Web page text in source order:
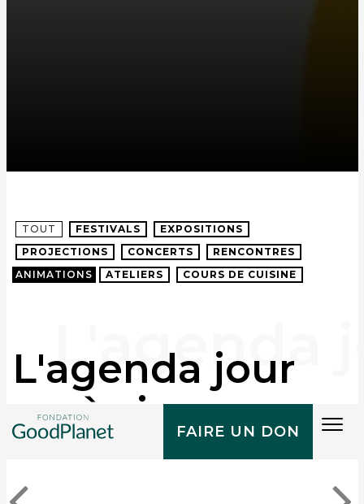
FAIRE UN DON
TOUT FESTIVALS
EXPOSITIONS
PROJECTIONS
CONCERTS
RENCONTRES
ANIMATIONS
ATELIERS COURS DE CUISINE
L'agenda jour
après jour